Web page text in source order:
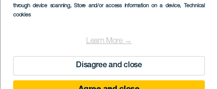
through device scanning, Store and/or access information on a device, Technical
cookies
Learn More →
Disagree and close